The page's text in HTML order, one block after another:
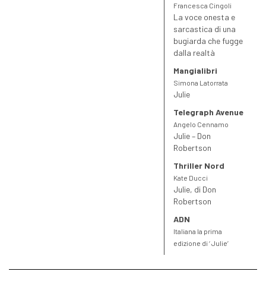
Francesca Cingoli
La voce onesta e
sarcastica di una
bugiarda che fugge
dalla realtà
Mangialibri
Simona Latorrata
Julie
Telegraph Avenue
Angelo Cennamo
Julie – Don
Robertson
Thriller Nord
Kate Ducci
Julie, di Don
Robertson
ADN
Italiana la prima
edizione di ‘ Julie’